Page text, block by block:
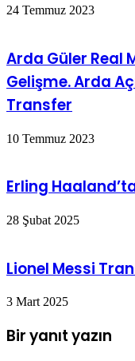
24 Temmuz 2023
Arda Güler Real
Gelişme. Arda
Transfer
10 Temmuz 2023
Erling
28 Şubat 2025
Lionel Messi
3 Mart 2025
Bir yanıt yazın